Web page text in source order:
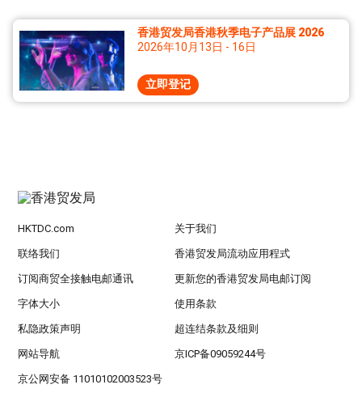
香港贸发局香港秋季电子产品展 2026
2026年10月13日 - 16日
立即登记
HKTDC.com 关于我们
联络我们 香港贸发局流动应用程式
订阅商贸全接触电邮通讯 更新您的香港贸发局电邮订阅
字体大小 使用条款
私隐政策声明 超连结条款及细则
网站导航 京ICP备09059244号
京公网安备 11010102003523号